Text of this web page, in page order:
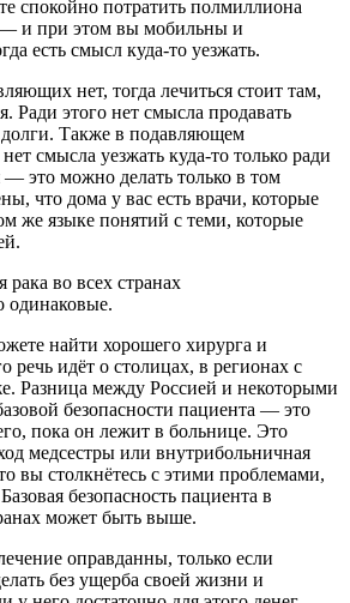
спокойно потратить полмиллиона
— и при этом вы мобильны и
есть смысл куда‑то уезжать.
нет, тогда лечиться стоит там,
Ради этого нет смысла продавать
долги. Также в подавляющем
смысла уезжать куда‑то только ради
— это можно делать только в том
что дома у вас есть врачи, которые
же языке понятий с теми, которые
во всех странах
одинаковые.
найти хорошего хирурга и
речь идёт о столицах, в регионах с
Разница между Россией и некоторыми
безопасности пациента — это
пока он лежит в больнице. Это
медсестры или внутрибольничная
вы столкнётесь с этими проблемами,
безопасность пациента в
может быть выше.
оправданны, только если
без ущерба своей жизни и